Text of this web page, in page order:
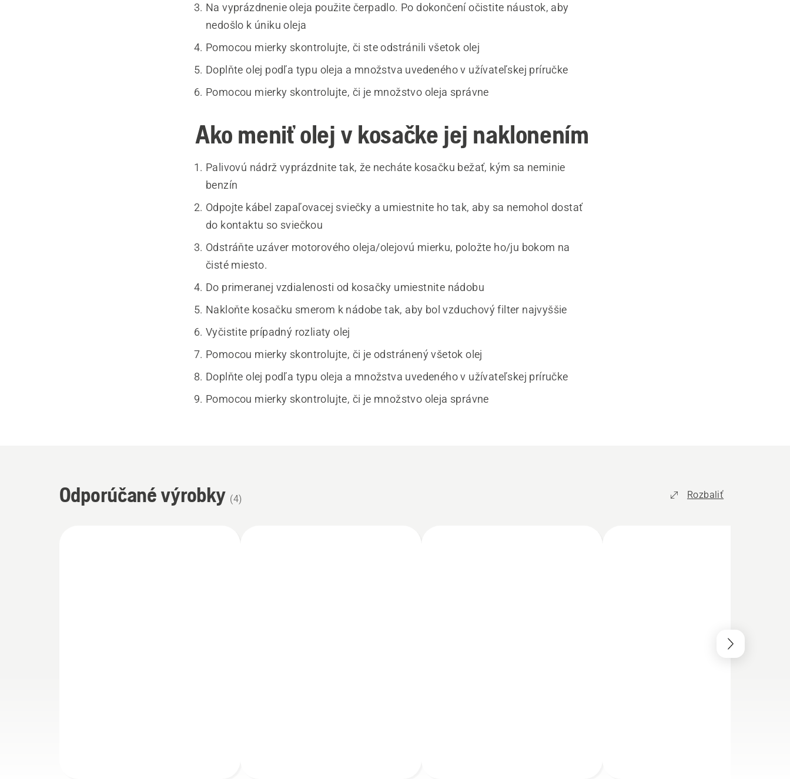
Na vyprázdnenie oleja použite čerpadlo. Po dokončení očistite náustok, aby
nedošlo k úniku oleja
Pomocou mierky skontrolujte, či ste odstránili všetok olej
Doplňte olej podľa typu oleja a množstva uvedeného v užívateľskej príručke
Pomocou mierky skontrolujte, či je množstvo oleja správne
Ako meniť olej v kosačke jej naklonením
Palivovú nádrž vyprázdnite tak, že necháte kosačku bežať, kým sa neminie
benzín
Odpojte kábel zapaľovacej sviečky a umiestnite ho tak, aby sa nemohol dostať
do kontaktu so sviečkou
Odstráňte uzáver motorového oleja/olejovú mierku, položte ho/ju bokom na
čisté miesto.
Do primeranej vzdialenosti od kosačky umiestnite nádobu
Nakloňte kosačku smerom k nádobe tak, aby bol vzduchový filter najvyššie
Vyčistite prípadný rozliaty olej
Pomocou mierky skontrolujte, či je odstránený všetok olej
Doplňte olej podľa typu oleja a množstva uvedeného v užívateľskej príručke
Pomocou mierky skontrolujte, či je množstvo oleja správne
Odporúčané výrobky (4) Rozbaliť